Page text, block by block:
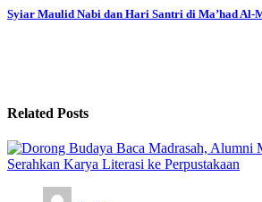
Syiar Maulid Nabi dan Hari Santri di Ma’had Al-
Related Posts